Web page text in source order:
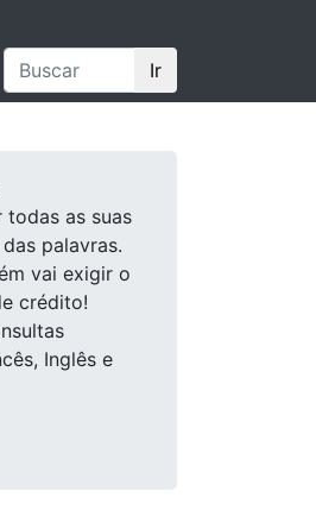
Ir
todas as suas
palavras.
vai exigir o
crédito!
Inglês e